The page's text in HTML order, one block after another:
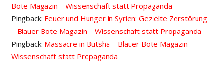
Bote Magazin – Wissenschaft statt Propaganda
Pingback: Feuer und Hunger in Syrien: Gezielte Zerstörung
– Blauer Bote Magazin – Wissenschaft statt Propaganda
Pingback: Massacre in Butsha – Blauer Bote Magazin –
Wissenschaft statt Propaganda